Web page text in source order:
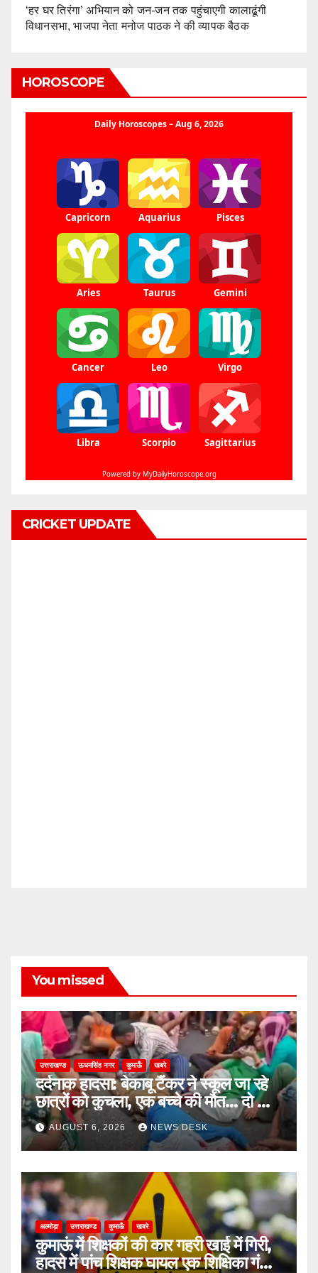
‘हर घर तिरंगा’ अभियान को जन-जन तक पहुंचाएगी कालाढूंगी
विधानसभा, भाजपा नेता मनोज पाठक ने की व्यापक बैठक
HOROSCOPE
CRICKET UPDATE
You missed
उत्तराखण्ड ऊधमसिंह नगर कुमाऊँ खबरे
दर्दनाक हादसा: बेकाबू टैंकर ने स्कूल जा रहे
छात्रों को कुचला, एक बच्चे की मौत… दो की
हालत गंभीर
AUGUST 6, 2026 NEWS DESK
अल्मोड़ा उत्तराखण्ड कुमाऊँ खबरे
कुमाऊं में शिक्षकों की कार गहरी खाई में गिरी,
हादसे में पांच शिक्षक घायल एक शिक्षिका गंभीर